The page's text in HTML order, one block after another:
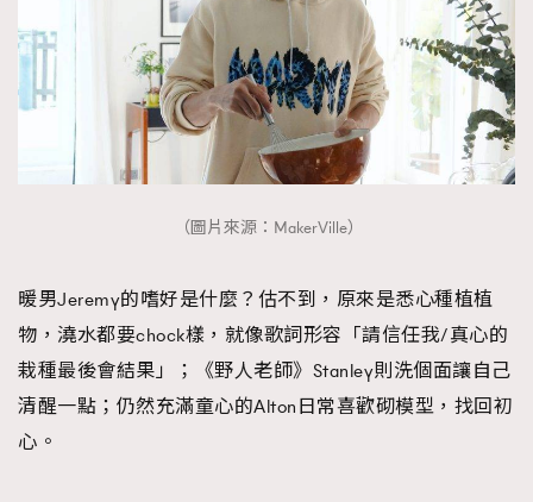
（圖片來源：MakerVille）
暖男Jeremy的嗜好是什麼？估不到，原來是悉心種植植
物，澆水都要chock樣，就像歌詞形容「請信任我/真心的
栽種最後會結果」；《野人老師》Stanley則洗個面讓自己
清醒一點；仍然充滿童心的Alton日常喜歡砌模型，找回初
心。